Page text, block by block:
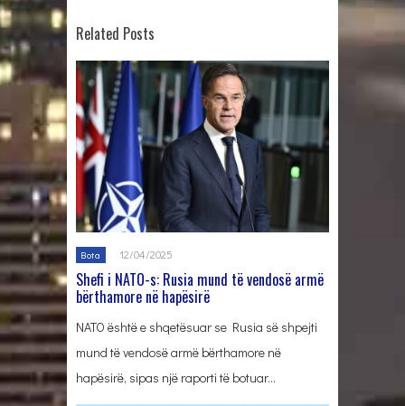
Related Posts
Bota 12/04/2025
Shefi i NATO-s: Rusia mund të vendosë armë
bërthamore në hapësirë
NATO është e shqetësuar se Rusia së shpejti
mund të vendosë armë bërthamore në
hapësirë, sipas një raporti të botuar…